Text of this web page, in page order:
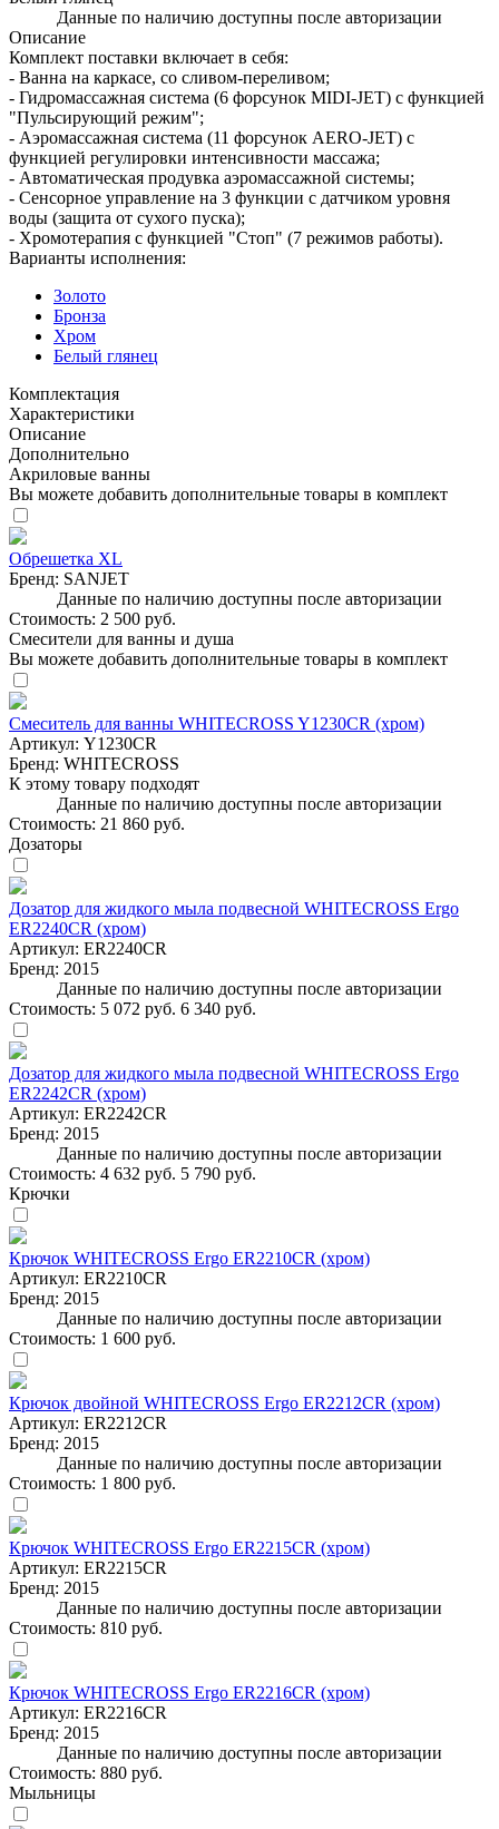
Данные по наличию доступны после авторизации
Описание
Комплект поставки включает в себя:
- Ванна на каркасе, со сливом-переливом;
- Гидромассажная система (6 форсунок MIDI-JET) с функцией
"Пульсирующий режим";
- Аэромассажная система (11 форсунок AERO-JET) с
функцией регулировки интенсивности массажа;
- Автоматическая продувка аэромассажной системы;
- Сенсорное управление на 3 функции с датчиком уровня
воды (защита от сухого пуска);
- Хромотерапия с функцией "Стоп" (7 режимов работы).
Варианты исполнения:
Золото
Бронза
Хром
Белый глянец
Комплектация
Характеристики
Описание
Дополнительно
Акриловые ванны
Вы можете добавить дополнительные товары в комплект
Обрешетка XL
Бренд: SANJET
Данные по наличию доступны после авторизации
Стоимость: 2 500 руб.
Смесители для ванны и душа
Вы можете добавить дополнительные товары в комплект
Смеситель для ванны WHITECROSS Y1230CR (хром)
Артикул: Y1230CR
Бренд: WHITECROSS
К этому товару подходят
Данные по наличию доступны после авторизации
Стоимость: 21 860 руб.
Дозаторы
Дозатор для жидкого мыла подвесной WHITECROSS Ergo
ER2240CR (хром)
Артикул: ER2240CR
Бренд: 2015
Данные по наличию доступны после авторизации
Стоимость: 5 072 руб. 6 340 руб.
Дозатор для жидкого мыла подвесной WHITECROSS Ergo
ER2242CR (хром)
Артикул: ER2242CR
Бренд: 2015
Данные по наличию доступны после авторизации
Стоимость: 4 632 руб. 5 790 руб.
Крючки
Крючок WHITECROSS Ergo ER2210CR (хром)
Артикул: ER2210CR
Бренд: 2015
Данные по наличию доступны после авторизации
Стоимость: 1 600 руб.
Крючок двойной WHITECROSS Ergo ER2212CR (хром)
Артикул: ER2212CR
Бренд: 2015
Данные по наличию доступны после авторизации
Стоимость: 1 800 руб.
Крючок WHITECROSS Ergo ER2215CR (хром)
Артикул: ER2215CR
Бренд: 2015
Данные по наличию доступны после авторизации
Стоимость: 810 руб.
Крючок WHITECROSS Ergo ER2216CR (хром)
Артикул: ER2216CR
Бренд: 2015
Данные по наличию доступны после авторизации
Стоимость: 880 руб.
Мыльницы